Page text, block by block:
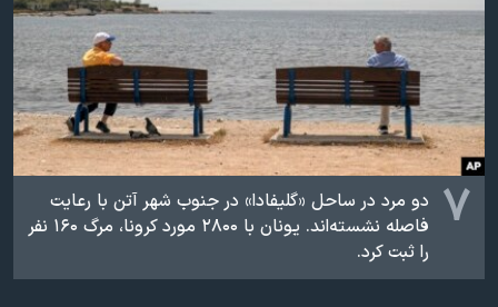
۷ دو مرد در ساحل «گلیفادا» در جنوب شهر آتن با رعایت
فاصله نشسته‌اند. یونان با ۲۸۰۰ مورد کرونا،‌ مرگ ۱۶۰ نفر
را ثبت کرد.